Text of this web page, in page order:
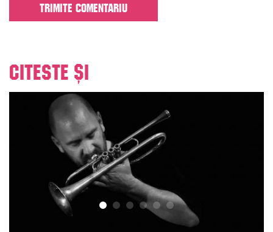
Citeste și